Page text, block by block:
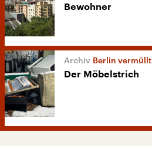
Bewohner
Berlin vermüllt
Der Möbelstrich